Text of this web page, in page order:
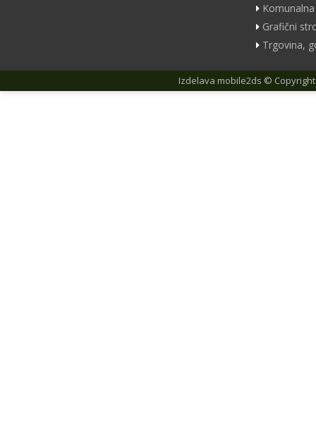
Grafični
Trgovina,
Izdelava mobile2ds ©